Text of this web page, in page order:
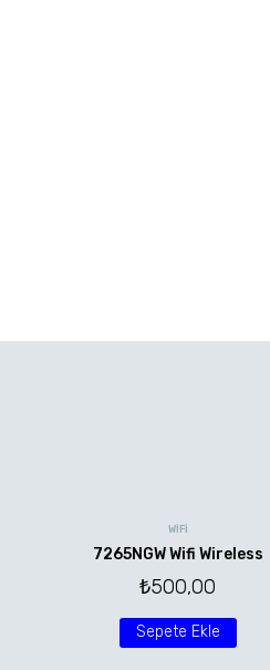
WİFİ
7265NGW Wifi Wireless
₺500,00
Sepete Ekle